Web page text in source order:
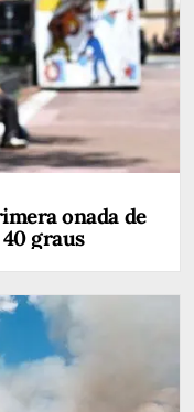
onada de
graus